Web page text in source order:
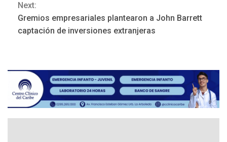
Next:
Gremios empresariales plantearon a John Barrett
captación de inversiones extranjeras
REGIONALES ÚLTIMA HORA
Instituciones estadales se
REGIONALES
TITULARES
ÚLTIMA HORA
Concejo Municipal de
Mariño respalda a Cámara